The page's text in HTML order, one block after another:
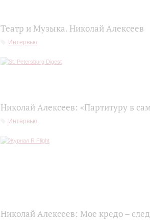
Театр и Музыка. Николай Алексеев
Интервью
Николай Алексеев: «Партитуру в
Интервью
Николай Алексеев: Мое кредо –